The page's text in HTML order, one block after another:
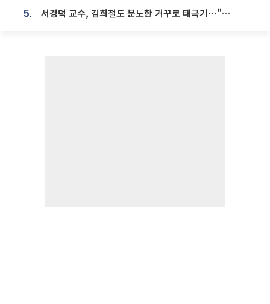
5. 서경덕 교수, 김희철도 분노한 거꾸로 태극기⋯"엉터리는 아냐, 아쉬울 뿐"